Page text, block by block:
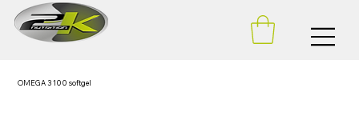
OMEGA 3 100 softgel